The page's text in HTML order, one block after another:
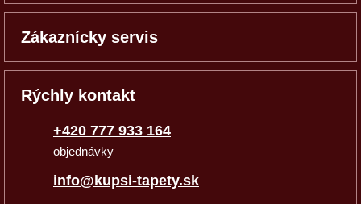
Zákaznícky servis
Rýchly kontakt
+420 777 933 164
objednávky
info@kupsi-tapety.sk